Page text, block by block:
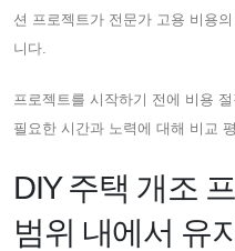
션 프로젝트가 전문가 고용 비용
니다.
프로젝트를 시작하기 전에 비용
필요한 시간과 노력에 대해 비교
DIY 주택 개조
범위 내에서 유